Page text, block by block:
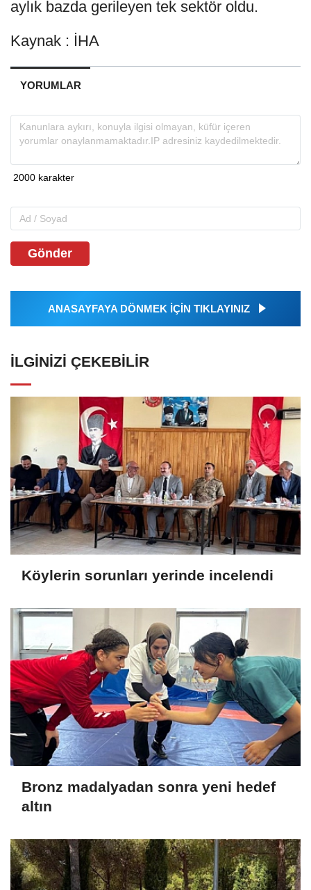
aylık bazda gerileyen tek sektör oldu.
Kaynak : İHA
YORUMLAR
Gönder
ANASAYFAYA DÖNMEK İÇİN TIKLAYINIZ
İLGINIZI ÇEKEBILIR
Köylerin sorunları yerinde incelendi
Bronz madalyadan sonra yeni hedef
altın